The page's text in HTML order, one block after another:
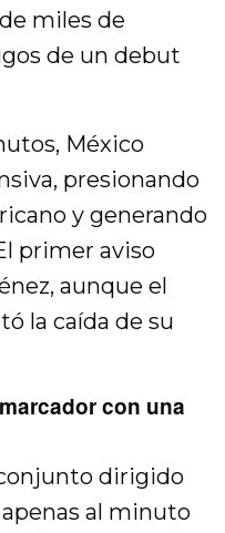
miles de
de un debut
México
presionando
y generando
primer aviso
aunque el
la caída de su
con una
dirigido
al minuto